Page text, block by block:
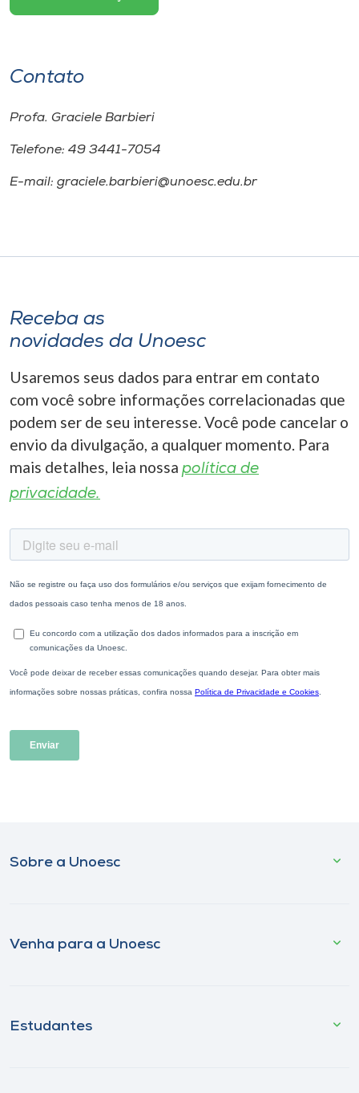
Contato
Profa. Graciele Barbieri
Telefone: 49 3441-7054
E-mail: graciele.barbieri@unoesc.edu.br
Receba as
novidades da Unoesc
Usaremos seus dados para entrar em contato
com você sobre informações correlacionadas que
podem ser de seu interesse. Você pode cancelar o
envio da divulgação, a qualquer momento. Para
mais detalhes, leia nossa política de
privacidade.
Sobre a Unoesc
Venha para a Unoesc
Estudantes